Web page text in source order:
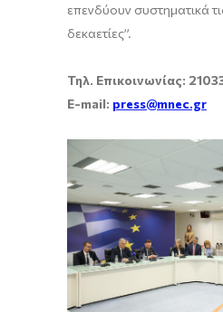
επενδύουν συστηματικά
δεκαετίες”.
Τηλ. Επικοινωνίας:
E-mail: press@mnec.gr